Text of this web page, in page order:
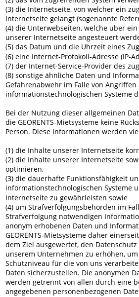
(3) die Internetseite, von welcher ein
Internetseite gelangt (sogenannte
(4) die Unterwebseiten, welche über
unserer Internetseite angesteuert
(5) das Datum und die Uhrzeit eines
(6) eine Internet-Protokoll-Adresse (IP-
(7) der Internet-Service-Provider des
(8) sonstige ähnliche Daten und
Gefahrenabwehr im Falle von
informationstechnologischen Systeme
Bei der Nutzung dieser allgemeinen
die GEORENTS-Mietsysteme keine
Person. Diese Informationen werden
(1) die Inhalte unserer Internetseite
(2) die Inhalte unserer Internetseite
optimieren,
(3) die dauerhafte Funktionsfähigkeit
informationstechnologischen Systeme
Internetseite zu gewährleisten sowie
(4) um Strafverfolgungsbehörden im
Strafverfolgung notwendigen
anonym erhobenen Daten und
GEORENTS-Mietsysteme daher
dem Ziel ausgewertet, den
unserem Unternehmen zu erhöhen,
Schutzniveau für die von uns
Daten sicherzustellen. Die anonymen
werden getrennt von allen durch eine
angegebenen personenbezogenen